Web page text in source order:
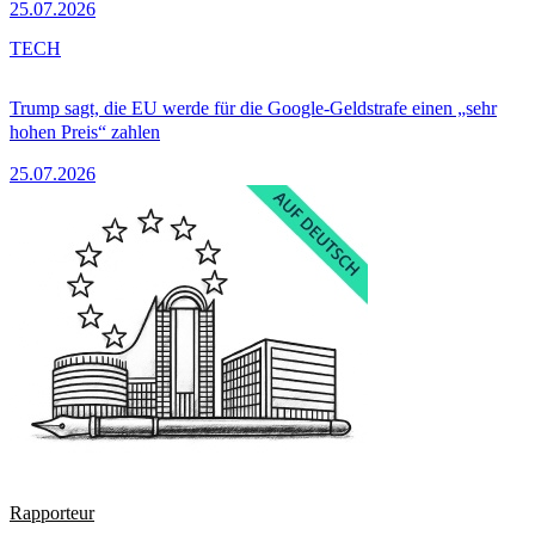
25.07.2026
Trump sagt, die EU werde für die Google-Geldstrafe einen „sehr
hohen Preis“ zahlen
25.07.2026
TECH
Rapporteur